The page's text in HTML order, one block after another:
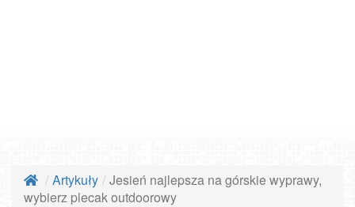
Artykuły
Jesień najlepsza na górskie wyprawy,
wybierz plecak outdoorowy